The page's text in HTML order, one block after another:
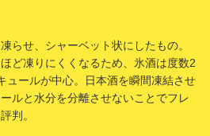
らせ、シャーベット状にしたもの。
ど凍りにくくなるため、氷酒は度数2
ュールが中心。日本酒を瞬間凍結させ
ルと水分を分離させないことでフレ
判。